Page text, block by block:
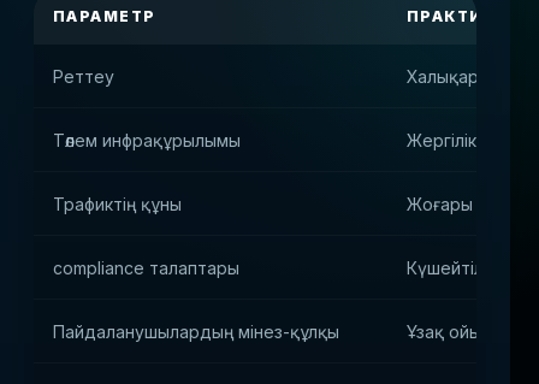
ПАРАМЕТР
Реттеу Халықаралық
Төлем инфрақұрылымы Жергілікті
Трафиктің құны Жоғары CPA,
compliance талаптары Күшейтілген
Пайдаланушылардың мінез-құлқы Ұзақ ойын